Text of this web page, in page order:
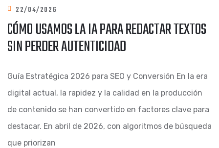
22/04/2026
CÓMO USAMOS LA IA PARA REDACTAR TEXTOS
SIN PERDER AUTENTICIDAD
Guía Estratégica 2026 para SEO y Conversión En la era
digital actual, la rapidez y la calidad en la producción
de contenido se han convertido en factores clave para
destacar. En abril de 2026, con algoritmos de búsqueda
que priorizan